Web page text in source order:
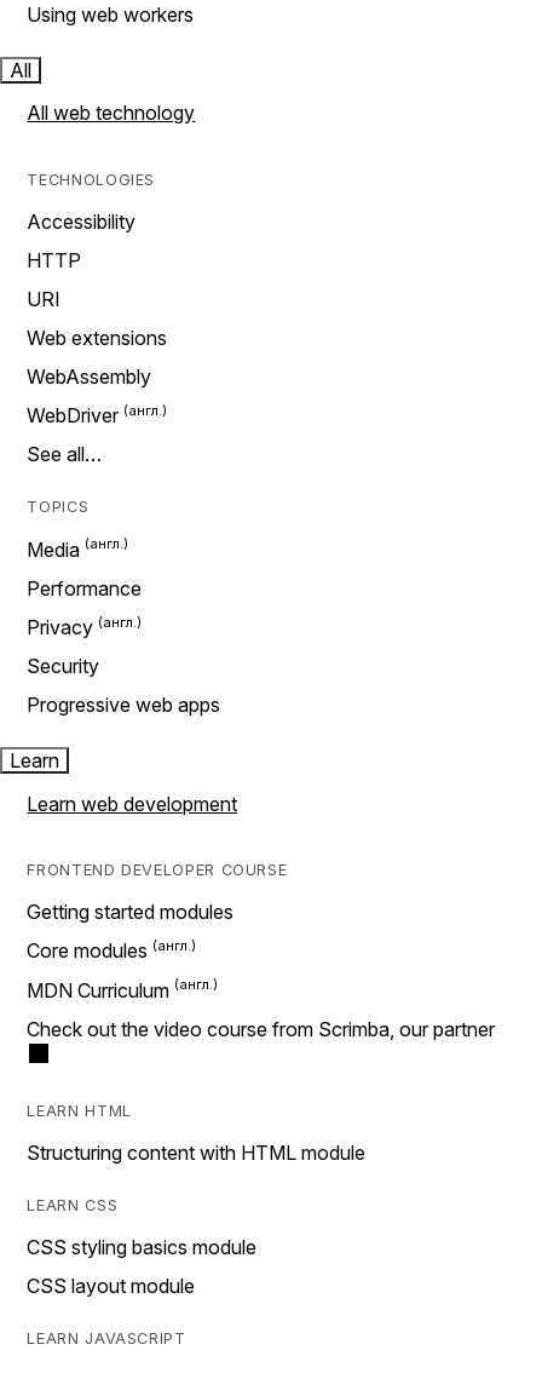
Using web workers
All
All web technology
TECHNOLOGIES
Accessibility
HTTP
URI
Web extensions
WebAssembly
WebDriver
See all…
TOPICS
Media
Performance
Privacy
Security
Progressive web apps
Learn
Learn web development
FRONTEND DEVELOPER COURSE
Getting started modules
Core modules
MDN Curriculum
Check out the video course from Scrimba, our partner
LEARN HTML
Structuring content with HTML module
LEARN CSS
CSS styling basics module
CSS layout module
LEARN JAVASCRIPT